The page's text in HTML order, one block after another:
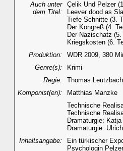
Auch unter
dem Titel:
Çelik Und Pelzer
Leever dood as
Tiefe Schnitte (3.
Der Kongreß (4.
Der Nazischatz (5.
Kriegskosten (6.
Produktion:
WDR 2009, 380
Genre(s):
Krimi
Regie:
Thomas Leutzbach
Komponist(en):
Matthias Manzke
Technische
Technische
Dramaturgie:
Dramaturgie:
Inhaltsangabe:
Ein türkischer
Psychologin